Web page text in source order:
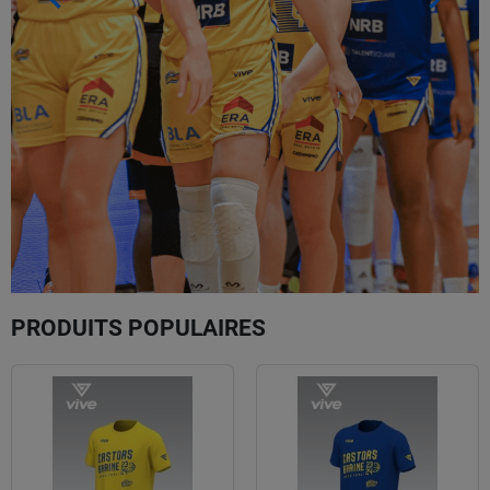
PRODUITS POPULAIRES